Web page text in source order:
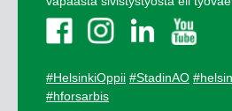
#HelsinkiOppii #StadinAO
#hforsarbis